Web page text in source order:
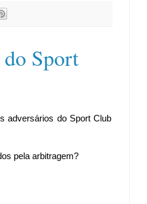
do Sport
adversários do Sport Club
pela arbitragem?